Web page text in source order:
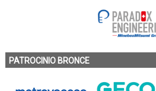
PATROCINIO BRONCE